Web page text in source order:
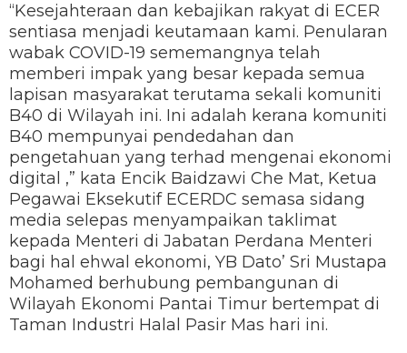
“Kesejahteraan dan kebajikan rakyat di ECER
sentiasa menjadi keutamaan kami. Penularan
wabak COVID-19 sememangnya telah
memberi impak yang besar kepada semua
lapisan masyarakat terutama sekali komuniti
B40 di Wilayah ini. Ini adalah kerana komuniti
B40 mempunyai pendedahan dan
pengetahuan yang terhad mengenai ekonomi
digital ,” kata Encik Baidzawi Che Mat, Ketua
Pegawai Eksekutif ECERDC semasa sidang
media selepas menyampaikan taklimat
kepada Menteri di Jabatan Perdana Menteri
bagi hal ehwal ekonomi, YB Dato’ Sri Mustapa
Mohamed berhubung pembangunan di
Wilayah Ekonomi Pantai Timur bertempat di
Taman Industri Halal Pasir Mas hari ini.